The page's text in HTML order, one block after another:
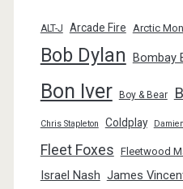
ALT-J Arcade Fire Arctic
Bob Dylan Bombay
Bon Iver Boy & Bear
Chris Stapleton Coldplay
Fleet Foxes Fleetwood
Israel Nash James